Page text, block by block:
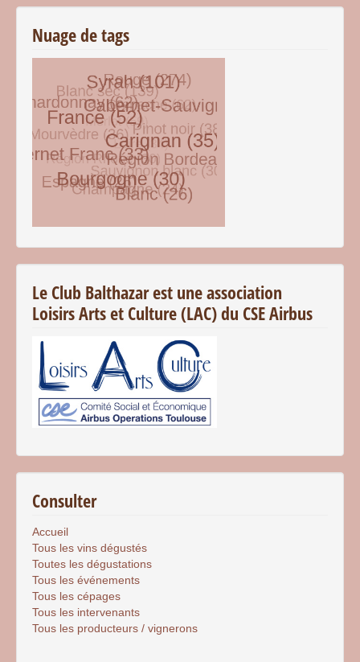
Nuage de tags
Le Club Balthazar est une association
Loisirs Arts et Culture (LAC) du CSE Airbus
Consulter
Accueil
Tous les vins dégustés
Toutes les dégustations
Tous les événements
Tous les cépages
Tous les intervenants
Tous les producteurs / vignerons